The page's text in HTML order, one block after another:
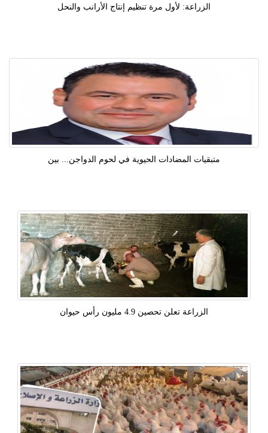
الزراعة: لأول مرة تنظيم إنتاج الأرانب والنحل
متبقيات المضادات الحيوية في لحوم الدواجن... بين
الزراعة تعلن تحصين 4.9 مليون رأس حيوان